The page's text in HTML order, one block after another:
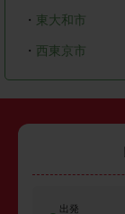
・ 東大和市
・ 西東京市
出発